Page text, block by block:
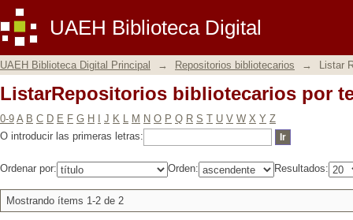
UAEH Biblioteca Digital
ListarRepositorios bibliotecarios por
UAEH Biblioteca Digital Principal → Repositorios bibliotecarios → Listar
ListarRepositorios bibliotecarios por
0-9 A B C D E F G H J K L M N O P Q R S T U V W X Y Z
O introducir las primeras letras:
Ordenar por: Orden: Resultados:
Mostrando ítems 1-2 de 2